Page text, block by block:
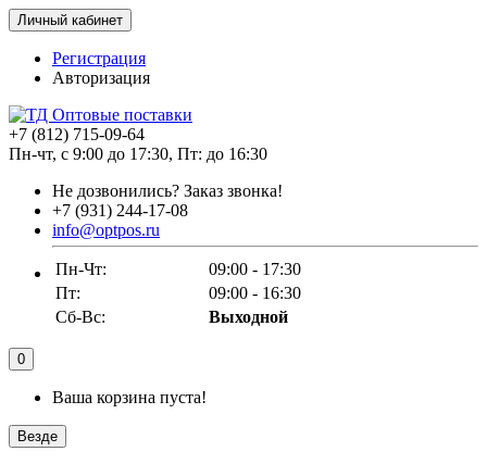
Личный кабинет
Регистрация
Авторизация
+7 (812) 715-09-64
Пн-чт, с 9:00 до 17:30, Пт: до 16:30
Не дозвонились? Заказ звонка!
+7 (931) 244-17-08
info@optpos.ru
Пн-Чт:
09:00 - 17:30
Пт:
09:00 - 16:30
Сб-Вс:
Выходной
0
Ваша корзина пуста!
Везде